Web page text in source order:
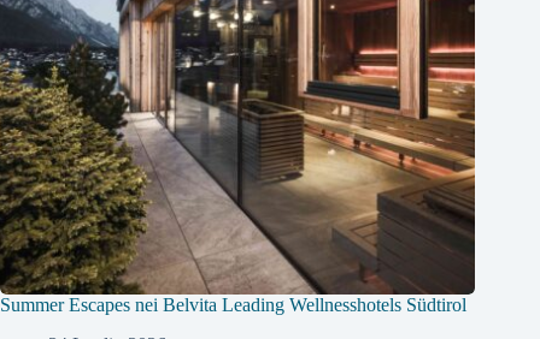
Summer Escapes nei Belvita Leading Wellnesshotels Südtirol